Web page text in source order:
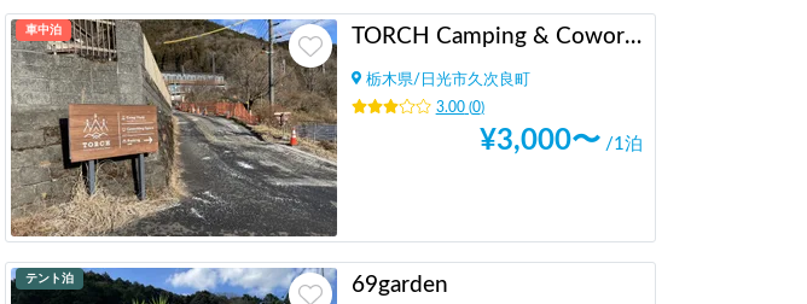
車中泊 TORCH Camping & Coworking Space
栃木県/ 日光市久次良町
3.00(0)
¥3,000〜 /1泊
テント泊 69garden